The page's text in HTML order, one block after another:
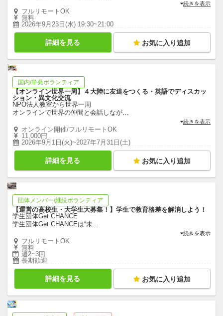
続きを表示
フルリモートOK
無料
2026年9月23日(水) 19:30~21:00
詳細を見る お気に入り追加
国内/単発ボランティア
【オンライン世界一周】４大陸に友達をつくる・英語でディスカッ
ション・異文化交流
NPO法人教室から世界一周
オンラインで世界の仲間と会話しなが…
続きを表示
オンライン開催/フルリモートOK
11,000円
2026年9月1日(火)~2027年7月31日(土)
詳細を見る お気に入り追加
団体メンバー/継続ボランティア
【運営の高校生・大学生大募集！】学生で教育格差を解消しよう！
学生団体Get CHANCE
学生団体Get CHANCEは“未…
続きを表示
フルリモートOK
無料
週2~3回
長期歓迎
詳細を見る お気に入り追加